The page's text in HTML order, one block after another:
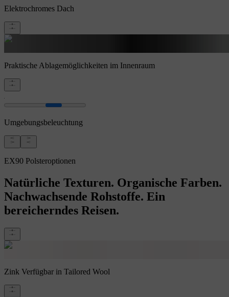
Elektrochromes Dach
Praktische Ablagemöglichkeiten im Innenraum
Umgebungsbeleuchtung
EX90 Polsteroptionen
Natürliche Texturen. Organische Farben.
Nachwachsende Rohstoffe. Ein
bereicherndes Reisen.
Zink Verfügbar in Tailored Wool